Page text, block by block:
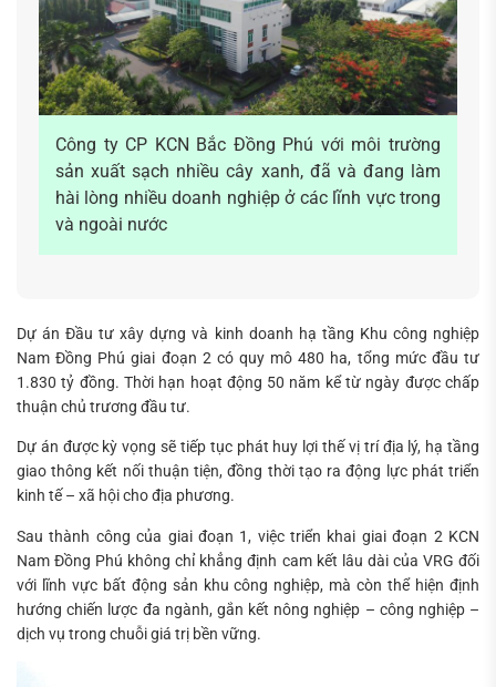
Công ty CP KCN Bắc Đồng Phú với môi trường
sản xuất sạch nhiều cây xanh, đã và đang làm
hài lòng nhiều doanh nghiệp ở các lĩnh vực trong
và ngoài nước
Dự án Đầu tư xây dựng và kinh doanh hạ tầng Khu công nghiệp
Nam Đồng Phú giai đoạn 2 có quy mô 480 ha, tổng mức đầu tư
1.830 tỷ đồng. Thời hạn hoạt động 50 năm kể từ ngày được chấp
thuận chủ trương đầu tư.
Dự án được kỳ vọng sẽ tiếp tục phát huy lợi thế vị trí địa lý, hạ tầng
giao thông kết nối thuận tiện, đồng thời tạo ra động lực phát triển
kinh tế – xã hội cho địa phương.
Sau thành công của giai đoạn 1, việc triển khai giai đoạn 2 KCN
Nam Đồng Phú không chỉ khẳng định cam kết lâu dài của VRG đối
với lĩnh vực bất động sản khu công nghiệp, mà còn thể hiện định
hướng chiến lược đa ngành, gắn kết nông nghiệp – công nghiệp –
dịch vụ trong chuỗi giá trị bền vững.